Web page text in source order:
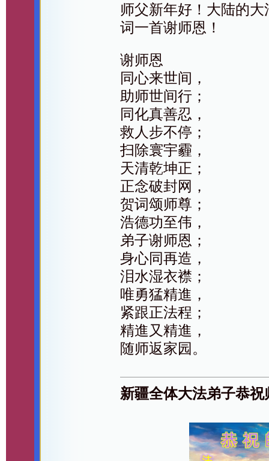
师父新年好！大陆的
词一首谢师恩！
谢师恩
同心来世间，
助师世间行；
同化真善忍，
救人步不停；
扫除寰宇霾，
天清乾坤正；
正念破封网，
贺词颂师尊；
浩德功至伟，
弟子谢师恩；
身心同再造，
泪水湿衣襟；
唯勇猛精進，
紧跟正法程；
精進又精進，
随师返家园。
新疆全体大法弟子恭